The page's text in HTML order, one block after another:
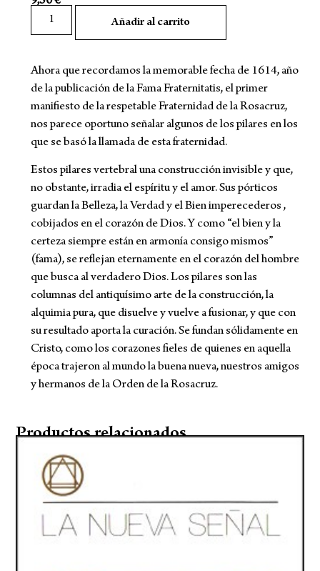
Añadir al carrito
Ahora que recordamos la memorable fecha de 1614, año
de la publicación de la Fama Fraternitatis, el primer
manifiesto de la respetable Fraternidad de la Rosacruz,
nos parece oportuno señalar algunos de los pilares en los
que se basó la llamada de esta fraternidad.
Estos pilares vertebral una construcción invisible y que,
no obstante, irradia el espíritu y el amor. Sus pórticos
guardan la Belleza, la Verdad y el Bien imperecederos ,
cobijados en el corazón de Dios. Y como “el bien y la
certeza siempre están en armonía consigo mismos”
(fama), se reflejan eternamente en el corazón del hombre
que busca al verdadero Dios. Los pilares son las
columnas del antiquísimo arte de la construcción, la
alquimia pura, que disuelve y vuelve a fusionar, y que con
su resultado aporta la curación. Se fundan sólidamente en
Cristo, como los corazones fieles de quienes en aquella
época trajeron al mundo la buena nueva, nuestros amigos
y hermanos de la Orden de la Rosacruz.
Productos relacionados